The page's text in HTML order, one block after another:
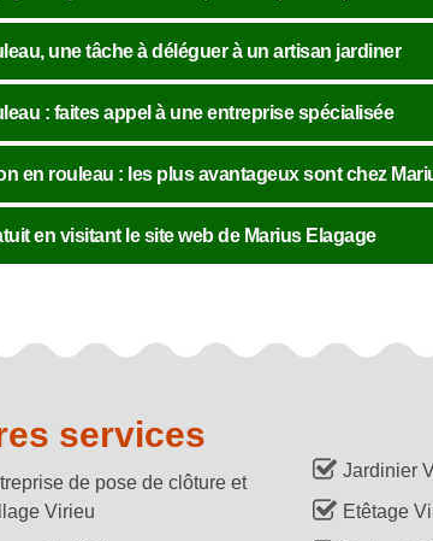
une tâche à déléguer à un artisan jardiner
: faites appel à une entreprise spécialisée
en rouleau : les plus avantageux sont chez
en visitant le site web de Marius Elagage
services
de pose de clôture et
Virieu
Jardinier
Etêtage